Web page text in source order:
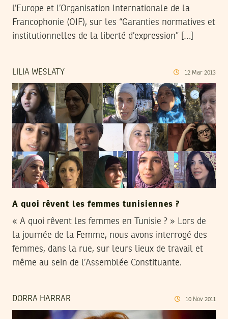
l’Europe et l’Organisation Internationale de la
Francophonie (OIF), sur les “Garanties normatives et
institutionnelles de la liberté d’expression” […]
LILIA WESLATY 12 Mar 2013
A quoi rêvent les femmes tunisiennes ?
« A quoi rêvent les femmes en Tunisie ? » Lors de
la journée de la Femme, nous avons interrogé des
femmes, dans la rue, sur leurs lieux de travail et
même au sein de l’Assemblée Constituante.
DORRA HARRAR 10 Nov 2011